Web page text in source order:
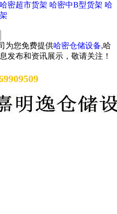
哈密超市货架 哈密中B型货架 哈
为您免费提供哈密仓储设备,哈
发布和资讯展示，敬请关注！